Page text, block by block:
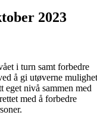
2023
i turn samt forbedre
å gi utøverne mulighet
eget nivå sammen med
med å forbedre